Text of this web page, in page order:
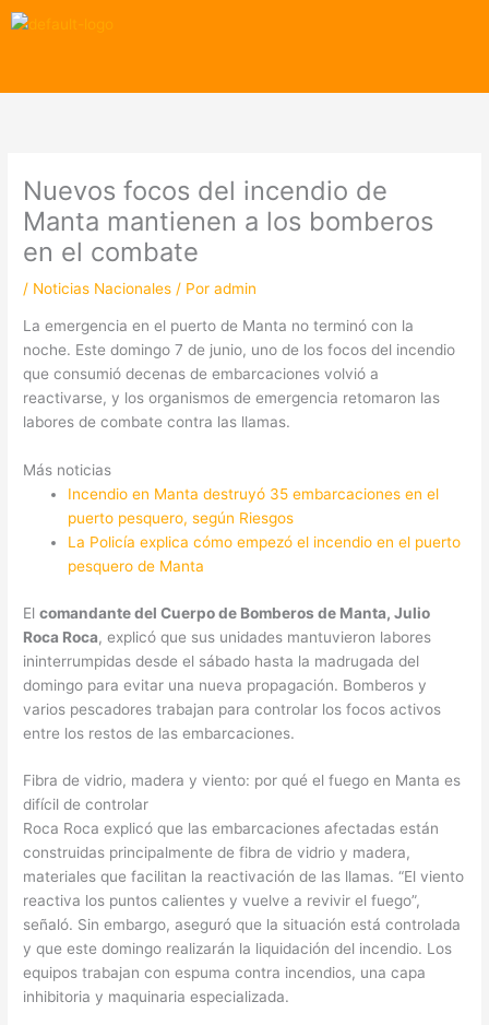
Nuevos focos del incendio de
Manta mantienen a los bomberos
en el combate
/ Noticias Nacionales / Poradmin
La emergencia en el puerto de Manta no terminó con la
noche. Este domingo 7 de junio, uno de los focos del incendio
que consumió decenas de embarcaciones volvió a
reactivarse, y los organismos de emergencia retomaron las
labores de combate contra las llamas.
Más noticias
Incendio en Manta destruyó 35 embarcaciones en el
puerto pesquero, según Riesgos
La Policía explica cómo empezó el incendio en el puerto
pesquero de Manta
Elcomandante del Cuerpo de Bomberos de Manta, Julio
Roca Roca, explicó que sus unidades mantuvieron labores
ininterrumpidas desde el sábado hasta la madrugada del
domingo para evitar una nueva propagación. Bomberos y
varios pescadores trabajan para controlar los focos activos
entre los restos de las embarcaciones.
Fibra de vidrio, madera y viento: por qué el fuego en Manta es
difícil de controlar
Roca Roca explicó que las embarcaciones afectadas están
construidas principalmente de fibra de vidrio y madera,
materiales que facilitan la reactivación de las llamas. “El viento
reactiva los puntos calientes y vuelve a revivir el fuego”,
señaló. Sin embargo, aseguró que la situación está controlada
y que este domingo realizarán la liquidación del incendio. Los
equipos trabajan con espuma contra incendios, una capa
inhibitoria y maquinaria especializada.